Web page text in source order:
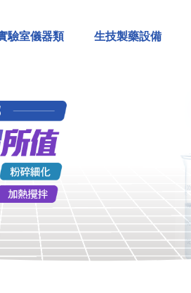
驗室儀器類 生技製藥設備